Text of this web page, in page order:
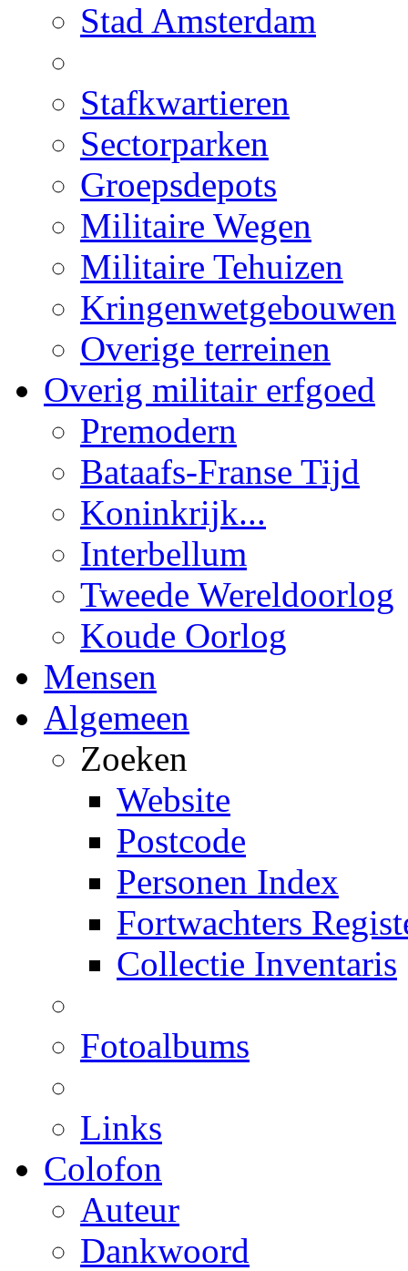
Stad Amsterdam
Stafkwartieren
Sectorparken
Groepsdepots
Militaire Wegen
Militaire Tehuizen
Kringenwetgebouwen
Overige terreinen
Overig militair erfgoed
Premodern
Bataafs-Franse Tijd
Koninkrijk...
Interbellum
Tweede Wereldoorlog
Koude Oorlog
Mensen
Algemeen
Zoeken
Website
Postcode
Personen Index
Fortwachters
Collectie Inventaris
Fotoalbums
Links
Colofon
Auteur
Dankwoord